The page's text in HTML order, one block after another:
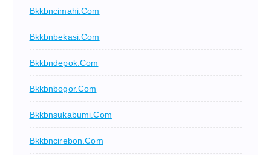
Bkkbncimahi.com
Bkkbnbekasi.com
Bkkbndepok.com
Bkkbnbogor.com
Bkkbnsukabumi.com
Bkkbncirebon.com